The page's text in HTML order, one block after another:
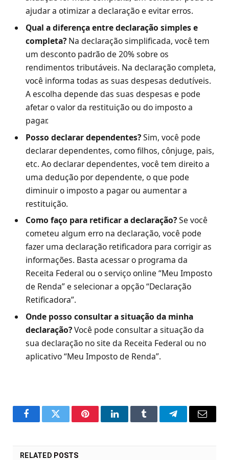
ajudar a otimizar a declaração e evitar erros.
Qual a diferença entre declaração simples e
completa? Na declaração simplificada, você tem
um desconto padrão de 20% sobre os
rendimentos tributáveis. Na declaração completa,
você informa todas as suas despesas dedutíveis.
A escolha depende das suas despesas e pode
afetar o valor da restituição ou do imposto a
pagar.
Posso declarar dependentes?Sim, você pode
declarar dependentes, como filhos, cônjuge, pais,
etc. Ao declarar dependentes, você tem direito a
uma dedução por dependente, o que pode
diminuir o imposto a pagar ou aumentar a
restituição.
Como faço para retificar a declaração?Se você
cometeu algum erro na declaração, você pode
fazer uma declaração retificadora para corrigir as
informações. Basta acessar o programa da
Receita Federal ou o serviço online “Meu Imposto
de Renda” e selecionar a opção “Declaração
Retificadora”.
Onde posso consultar a situação da minha
declaração?Você pode consultar a situação da
sua declaração no site da Receita Federal ou no
aplicativo “Meu Imposto de Renda”.
FacebookTwitter PinterestLinkedInTumblr TelegramEmail
RELATED POSTS